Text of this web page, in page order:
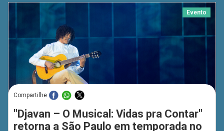
Evento
Compartilhe
"Djavan – O Musical: Vidas pra Contar"
retorna a São Paulo em temporada no